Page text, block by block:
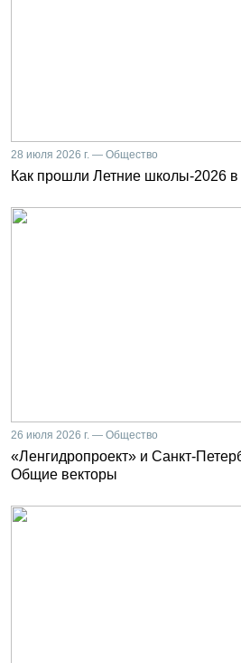
28 июля 2026 г. — Общество
Как прошли Летние школы-2026 в
26 июля 2026 г. — Общество
«Ленгидропроект» и Санкт-
Общие векторы